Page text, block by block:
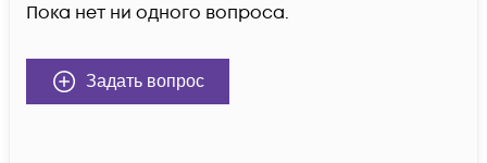
Пока нет ни одного вопроса.
Задать вопрос